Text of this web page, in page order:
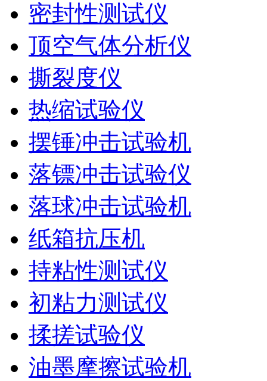
密封性测试仪
顶空气体分析仪
撕裂度仪
热缩试验仪
摆锤冲击试验机
落镖冲击试验仪
落球冲击试验机
纸箱抗压机
持粘性测试仪
初粘力测试仪
揉搓试验仪
油墨摩擦试验机